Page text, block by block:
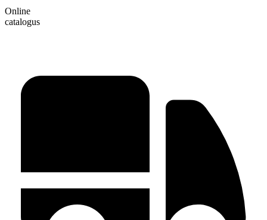
Online
catalogus